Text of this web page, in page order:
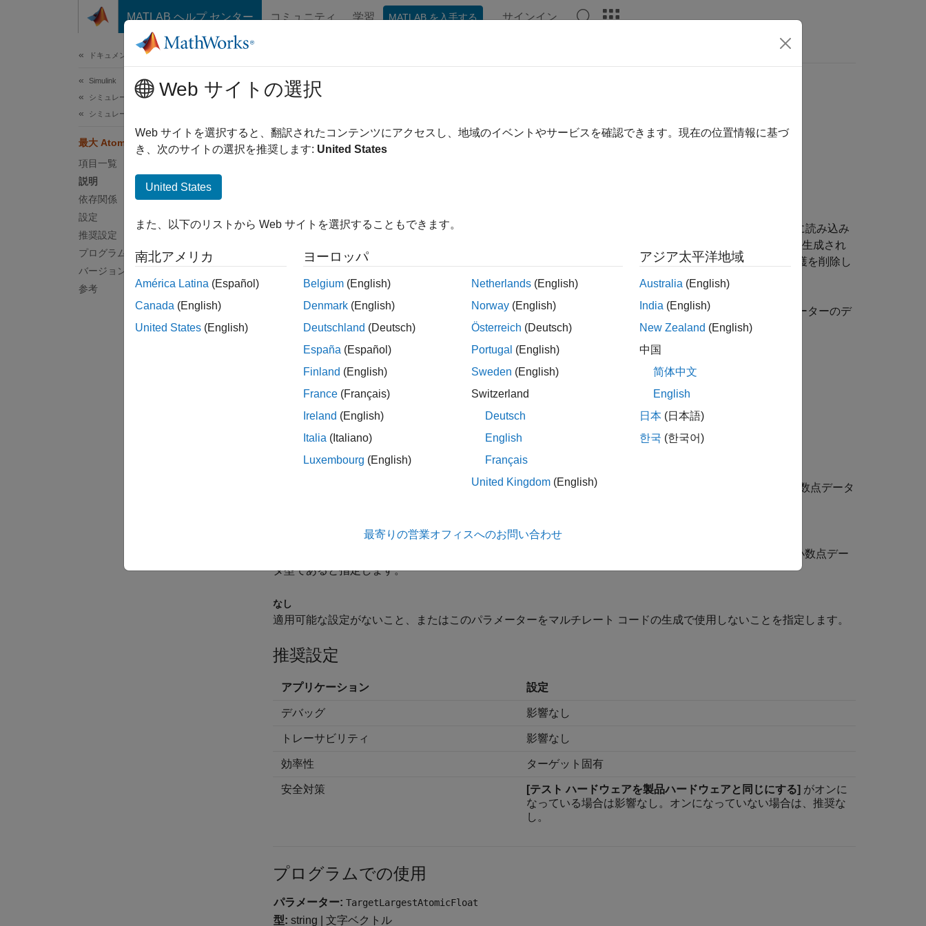
コンテンツへスキップ
MATLAB ヘルプ センター コミュニティ 学習 MATLAB を入手する サインイン
ドキュメンテーションのホーム
Simulink
シミュレーション
シミュレーション条件の構成
最大 Atomic サイズ: 浮動小数点
項目一覧
説明
依存関係
設定
推奨設定
プログラムでの使用
バージョン履歴
参考
最大 Atomic サイズ: 浮動小数点
テスト ハードウェアでのアトミックな読み込みと保存でサポートされる最大の浮動小数点データ型
[最大 Atomic サイズ: 浮動小数点] パラメーターは、コードのテストに使用するハードウェアでアトミックに読み込み
および保存できる最大の浮動小数点データ型を指定します。このパラメーターを使用して、可能であれば、生成され
たマルチレート コードでデータ サイズに基づいて、不要なダブルバッファリングまたは不要なセマフォ保護を削除し
ます。
[デバイス ベンダー]および [デバイス タイプ]パラメーターを使用してデバイスを選択すると、このパラメーターのデ
バイス固有の値が設定されます。
依存関係
このパラメーターは、選択されたハードウェアに対して変更可能な場合にのみ有効になります。
(既定値) | double |なし
が、コードのテストに使用するハードウェアでアトミックに読み込みおよび保存できる最大の浮動小数点データ
が、コードのテストに使用するハードウェアでアトミックに読み込みおよび保存できる最大の浮動小数点デー
タ型であると指定します。
なし
適用可能な設定がないこと、またはこのパラメーターをマルチレート コードの生成で使用しないことを指定します。
推奨設定
アプリケーション 設定
デバッグ 影響なし
トレーサビリティ 影響なし
効率性 ターゲット固有
安全対策 [テスト ハードウェアを製品ハードウェアと同じにする] がオンに
なっている場合は影響なし。オンになっていない場合は、推奨な
し。
プログラムでの使用
パラメーター: TargetLargestAtomicFloat
型: string | 文字ベクトル
Web サイトの選択
Web サイトを選択すると、翻訳されたコンテンツにアクセスし、地域のイベントやサービスを確認できます。現在の位置情報に基づ
き、次のサイトの選択を推奨します: United States
United States
また、以下のリストから Web サイトを選択することもできます。
南北アメリカ
América Latina (Español)
Canada (English)
United States (English)
ヨーロッパ
Belgium (English)
Denmark (English)
Deutschland (Deutsch)
España (Español)
Finland (English)
France (Français)
Ireland (English)
Italia (Italiano)
Luxembourg (English)
Netherlands (English)
Norway (English)
Österreich (Deutsch)
Portugal (English)
Sweden (English)
Switzerland
Deutsch
English
Français
United Kingdom (English)
アジア太平洋地域
Australia (English)
India (English)
New Zealand (English)
中国
简体中文
English
日本 (日本語)
한국 (한국어)
最寄りの営業オフィスへのお問い合わせ